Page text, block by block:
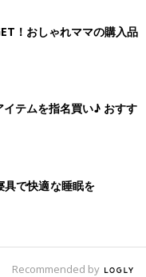
！おしゃれママの購入品
イテムを指名買い♪ おすす
具で快適な睡眠を
Recommended by